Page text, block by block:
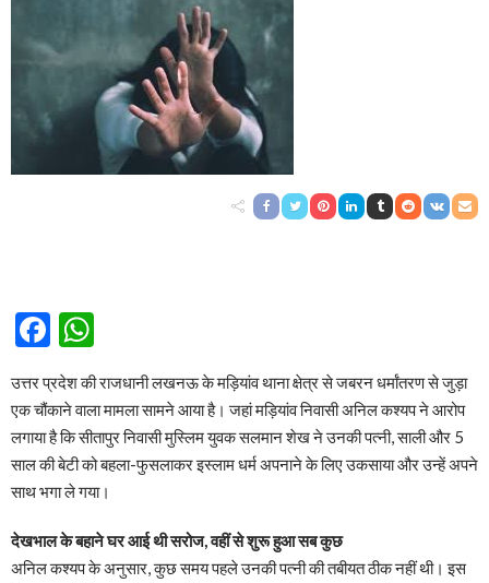
Facebook
उत्तर प्रदेश की राजधानी लखनऊ के मड़ियांव थाना क्षेत्र से जबरन धर्मांतरण से जुड़ा
एक चौंकाने वाला मामला सामने आया है। जहां मड़ियांव निवासी अनिल कश्यप ने आरोप
लगाया है कि सीतापुर निवासी मुस्लिम युवक सलमान शेख ने उनकी पत्नी, साली और 5
साल की बेटी को बहला-फुसलाकर इस्लाम धर्म अपनाने के लिए उकसाया और उन्हें अपने
साथ भगा ले गया।
देखभाल के बहाने घर आई थी सरोज, वहीं से शुरू हुआ सब कुछ
अनिल कश्यप के अनुसार, कुछ समय पहले उनकी पत्नी की तबीयत ठीक नहीं थी। इस